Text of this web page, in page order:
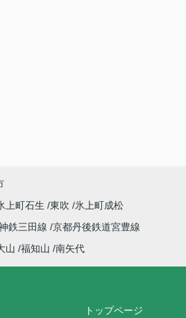
上町石生 東吹
氷上町成松
鉄三田線 京都丹後鉄道宮豊線
山 福知山 南矢代
トップページ